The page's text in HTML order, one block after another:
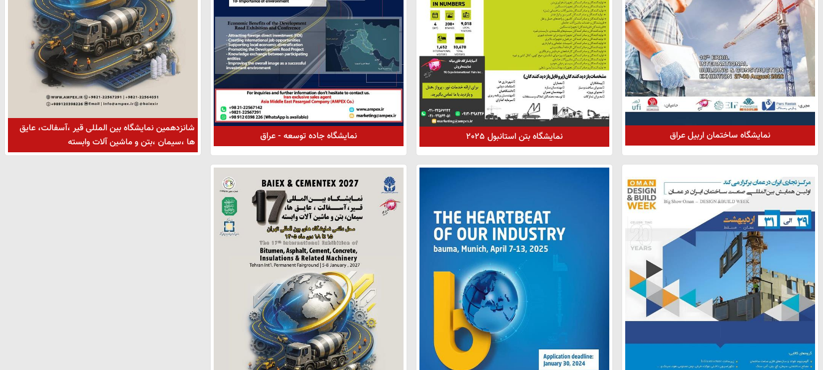
نمایشگاه ساختمان اربیل عراق نمایشگاه بتن استانبول 2025 نمایشگاه جاده توسعه - عراق
شانزدهمین نمایشگاه بین المللی قیر ،آسفالت، عایق
ها ،سیمان ،بتن و ماشین آلات وابسته